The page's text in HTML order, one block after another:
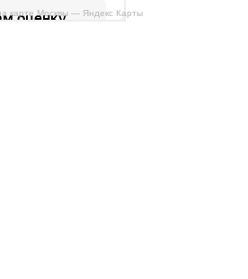
карте Москвы — Яндекс Карты